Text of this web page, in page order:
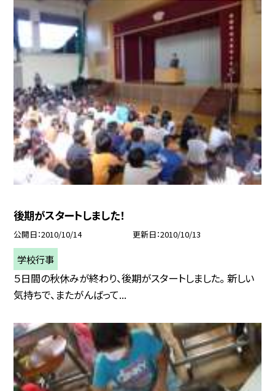
後期がスタートしました！
公開日 2010/10/14 更新日 2010/10/13
学校行事
５日間の秋休みが終わり、後期がスタートしました。 新しい
気持ちで、またがんばって...